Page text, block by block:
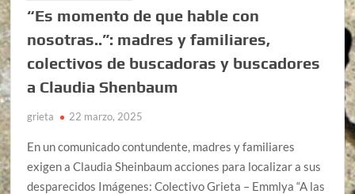
“Es momento de que hable con
nosotras..”: madres y familiares,
colectivos de buscadoras y buscadores
a Claudia Shenbaum
grieta 22 marzo, 2025
En un comunicado contundente, madres y familiares
exigen a Claudia Sheinbaum acciones para localizar a sus
desparecidos Imágenes: Colectivo Grieta – Emmlya “A las